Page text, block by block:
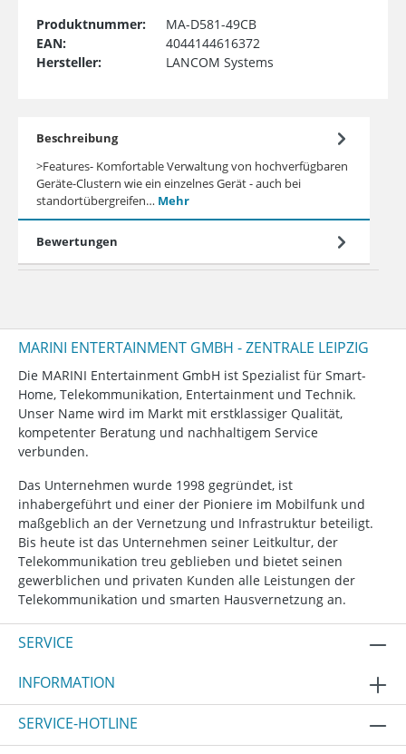
Produktnummer:
MA-D581-49CB
EAN:
4044144616372
Hersteller:
LANCOM Systems
Beschreibung
>Features- Komfortable Verwaltung von hochverfügbaren
Geräte-Clustern wie ein einzelnes Gerät - auch bei
standortübergreifen… Mehr
Bewertungen
MARINI ENTERTAINMENT GMBH - ZENTRALE LEIPZIG
Die MARINI Entertainment GmbH ist Spezialist für Smart-
Home, Telekommunikation, Entertainment und Technik.
Unser Name wird im Markt mit erstklassiger Qualität,
kompetenter Beratung und nachhaltigem Service
verbunden.
Das Unternehmen wurde 1998 gegründet, ist
inhabergeführt und einer der Pioniere im Mobilfunk und
maßgeblich an der Vernetzung und Infrastruktur beteiligt.
Bis heute ist das Unternehmen seiner Leitkultur, der
Telekommunikation treu geblieben und bietet seinen
gewerblichen und privaten Kunden alle Leistungen der
Telekommunikation und smarten Hausvernetzung an.
SERVICE
INFORMATION
SERVICE-HOTLINE